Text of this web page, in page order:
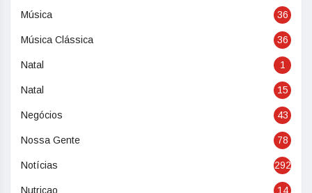
Música 36
Música Clássica 36
Natal 1
Natal 15
Negócios 43
Nossa Gente 78
Notícias 292
Nutriçao 14